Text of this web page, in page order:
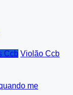
Ccb Violão Ccb